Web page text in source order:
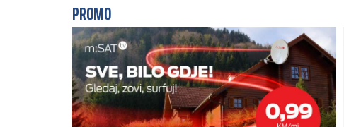
PROMO